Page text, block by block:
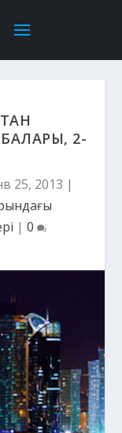
2-
25, 2013 |
| 0